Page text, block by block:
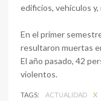
edificios, vehículos
En el primer
resultaron muertas
El año pasado, 42
violentos.
TAGS: ACTUALIDAD X